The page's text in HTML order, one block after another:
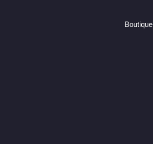
Boutique